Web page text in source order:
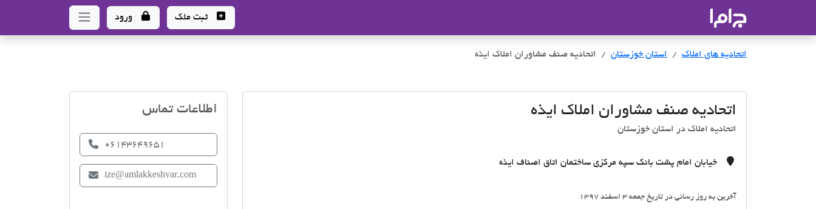
ثبت ملک ورود
اتحادیه های املاک اتحادیه های املاک
استان خوزستان اتحادیه صنف مشاوران املاک ایذه
اتحادیه صنف مشاوران املاک ایذه
اتحادیه املاک در استان خوزستان
خیابان امام پشت بانک سپه مرکزی ساختمان اتاق اصناف ایذه
آخرین به روز رسانی در تاریخ جمعه 3 اسفند 1397
اطلاعات تماس
06143649651
ize@amlakkeshvar.com